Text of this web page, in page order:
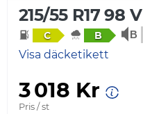
215/55 R17 98 V
C B
Visa däcketikett
3 018 Kr
Pris / st